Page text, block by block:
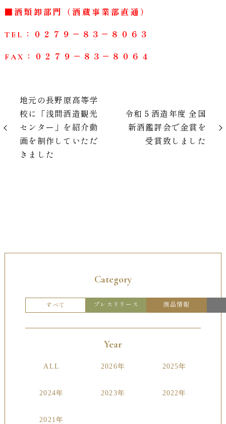
■酒類卸部門（酒蔵事業部直通）
TEL：０２７９－８３－８０６３
FAX：０２７９－８３－８０６４
地元の長野原高等学
校に「浅間酒造観光
センター」を紹介動
画を制作していただ
きました
令和５酒造年度 全国
新酒鑑評会で金賞を
受賞致しました
Category
すべて プレスリリース 商品情報
Year
ALL 2026年 2025年
2024年 2023年 2022年
2021年